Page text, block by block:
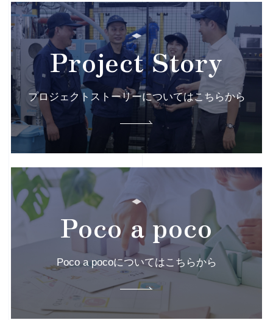
Project Story
プロジェクトストーリーについてはこちらから
Poco a poco
Poco a pocoについてはこちらから